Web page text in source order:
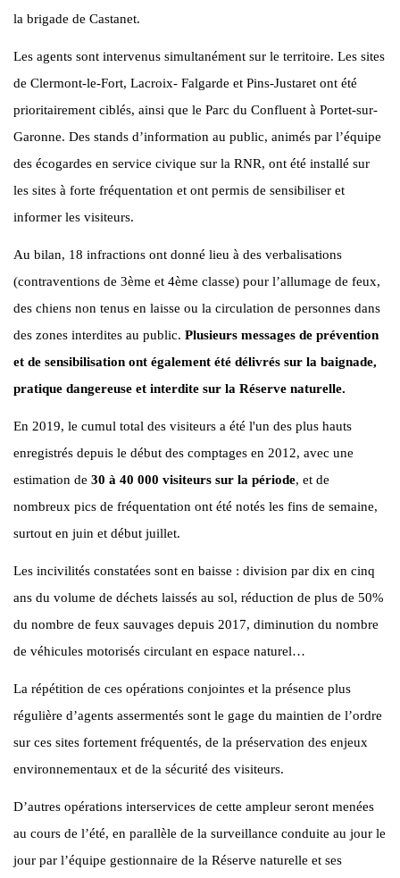
la brigade de Castanet.
Les agents sont intervenus simultanément sur le territoire. Les sites
de Clermont-le-Fort, Lacroix- Falgarde et Pins-Justaret ont été
prioritairement ciblés, ainsi que le Parc du Confluent à Portet-sur-
Garonne. Des stands d’information au public, animés par l’équipe
des écogardes en service civique sur la RNR, ont été installé sur
les sites à forte fréquentation et ont permis de sensibiliser et
informer les visiteurs.
Au bilan, 18 infractions ont donné lieu à des verbalisations
(contraventions de 3ème et 4ème classe) pour l’allumage de feux,
des chiens non tenus en laisse ou la circulation de personnes dans
des zones interdites au public. Plusieurs messages de prévention
et de sensibilisation ont également été délivrés sur la baignade,
pratique dangereuse et interdite sur la Réserve naturelle.
En 2019, le cumul total des visiteurs a été l'un des plus hauts
enregistrés depuis le début des comptages en 2012, avec une
estimation de 30 à 40 000 visiteurs sur la période, et de
nombreux pics de fréquentation ont été notés les fins de semaine,
surtout en juin et début juillet.
Les incivilités constatées sont en baisse : division par dix en cinq
ans du volume de déchets laissés au sol, réduction de plus de 50%
du nombre de feux sauvages depuis 2017, diminution du nombre
de véhicules motorisés circulant en espace naturel…
La répétition de ces opérations conjointes et la présence plus
régulière d’agents assermentés sont le gage du maintien de l’ordre
sur ces sites fortement fréquentés, de la préservation des enjeux
environnementaux et de la sécurité des visiteurs.
D’autres opérations interservices de cette ampleur seront menées
au cours de l’été, en parallèle de la surveillance conduite au jour le
jour par l’équipe gestionnaire de la Réserve naturelle et ses